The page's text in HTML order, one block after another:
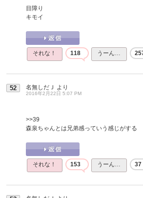
目障り
キモイ
それな！ 118 うーん…
52 名無しだＪ より
2016年2月22日 5:07 PM
>>39
森泉ちゃんとは兄弟感っていう感じがする
それな！ 153 うーん… 37